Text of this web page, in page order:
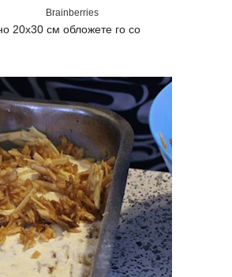
20х30 см обложете го со